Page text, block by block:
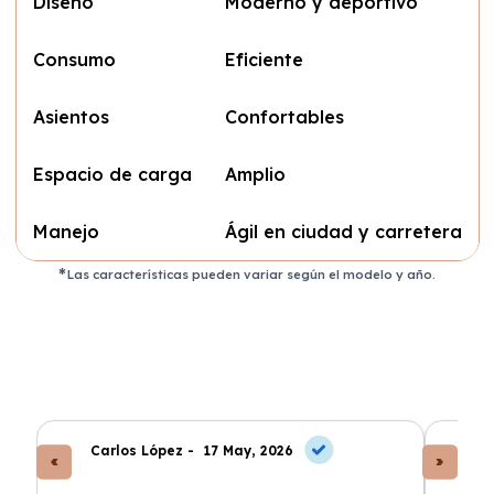
Consumo Eficiente
Asientos Confortables
Espacio de carga Amplio
Manejo Ágil en ciudad y carretera
Las características pueden variar según el modelo y año.
Carlos López - 17 May, 2026